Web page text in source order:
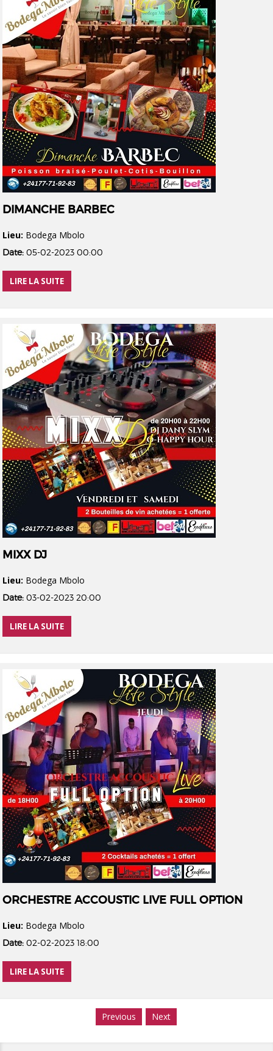
DIMANCHE BARBEC
Lieu: Bodega Mbolo
Date: 05-02-2023 00:00
LIRE LA SUITE
MIXX DJ
Lieu: Bodega Mbolo
Date: 03-02-2023 20:00
LIRE LA SUITE
ORCHESTRE ACCOUSTIC LIVE FULL OPTION
Lieu: Bodega Mbolo
Date: 02-02-2023 18:00
LIRE LA SUITE
Previous Next